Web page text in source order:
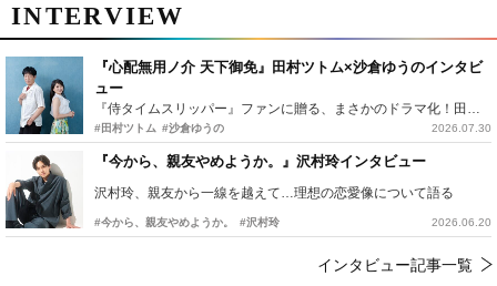
INTERVIEW
『心配無用ノ介 天下御免』田村ツトム×沙倉ゆうのインタビ
ュー
『侍タイムスリッパー』ファンに贈る、まさかのドラマ化！田村ツトム×沙倉ゆうのが語る『心配無用ノ介』撮影秘話
#田村ツトム #沙倉ゆうの 2026.07.30
『今から、親友やめようか。』沢村玲インタビュー
沢村玲、親友から一線を越えて…理想の恋愛像について語る
#今から、親友やめようか。 #沢村玲 2026.06.20
インタビュー記事一覧